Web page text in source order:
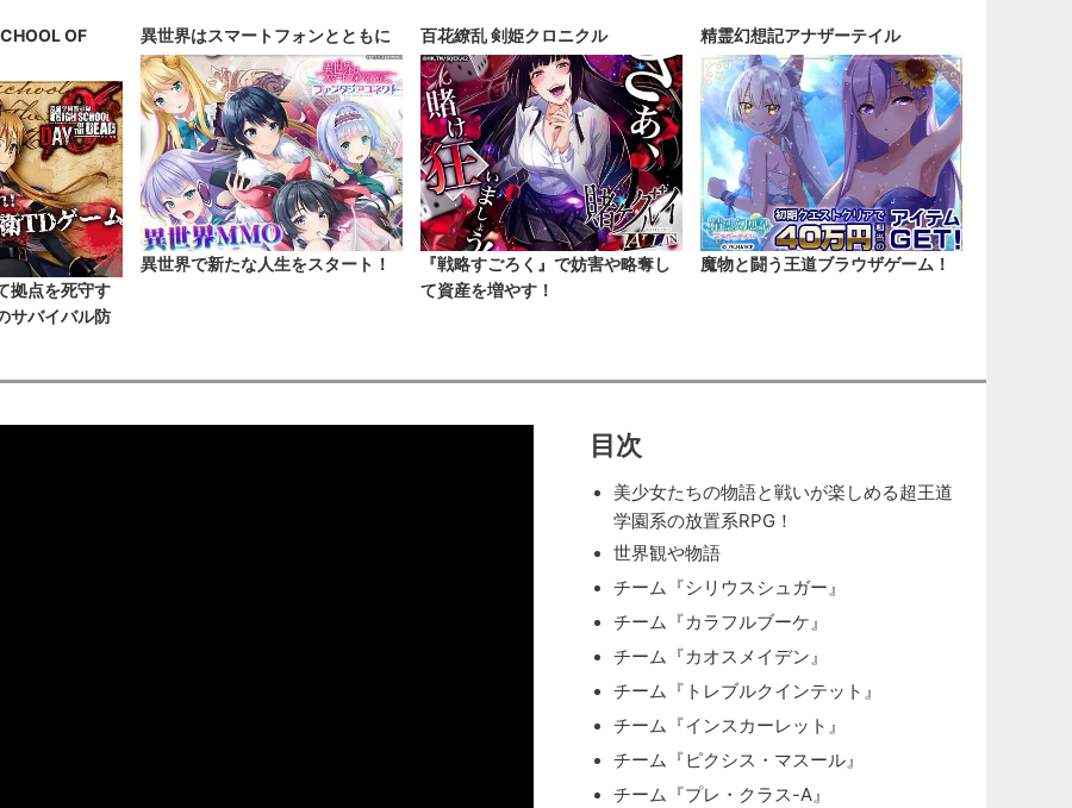
OF
拠点を死守す
サバイバル防
異世界はスマートフォンとともに
異世界で新たな人生をスタート！
百花繚乱 剣姫クロニクル
『戦略すごろく』で妨害や略奪し
て資産を増やす！
精霊幻想記アナザーテイル
魔物と闘う王道ブラウザゲーム！
目次
美少女たちの物語と戦いが楽しめる超王道
学園系の放置系RPG！
世界観や物語
チーム『シリウスシュガー』
チーム『カラフルブーケ』
チーム『カオスメイデン』
チーム『トレブルクインテット』
チーム『インスカーレット』
チーム『ピクシス・マスール』
チーム『プレ・クラス-A』